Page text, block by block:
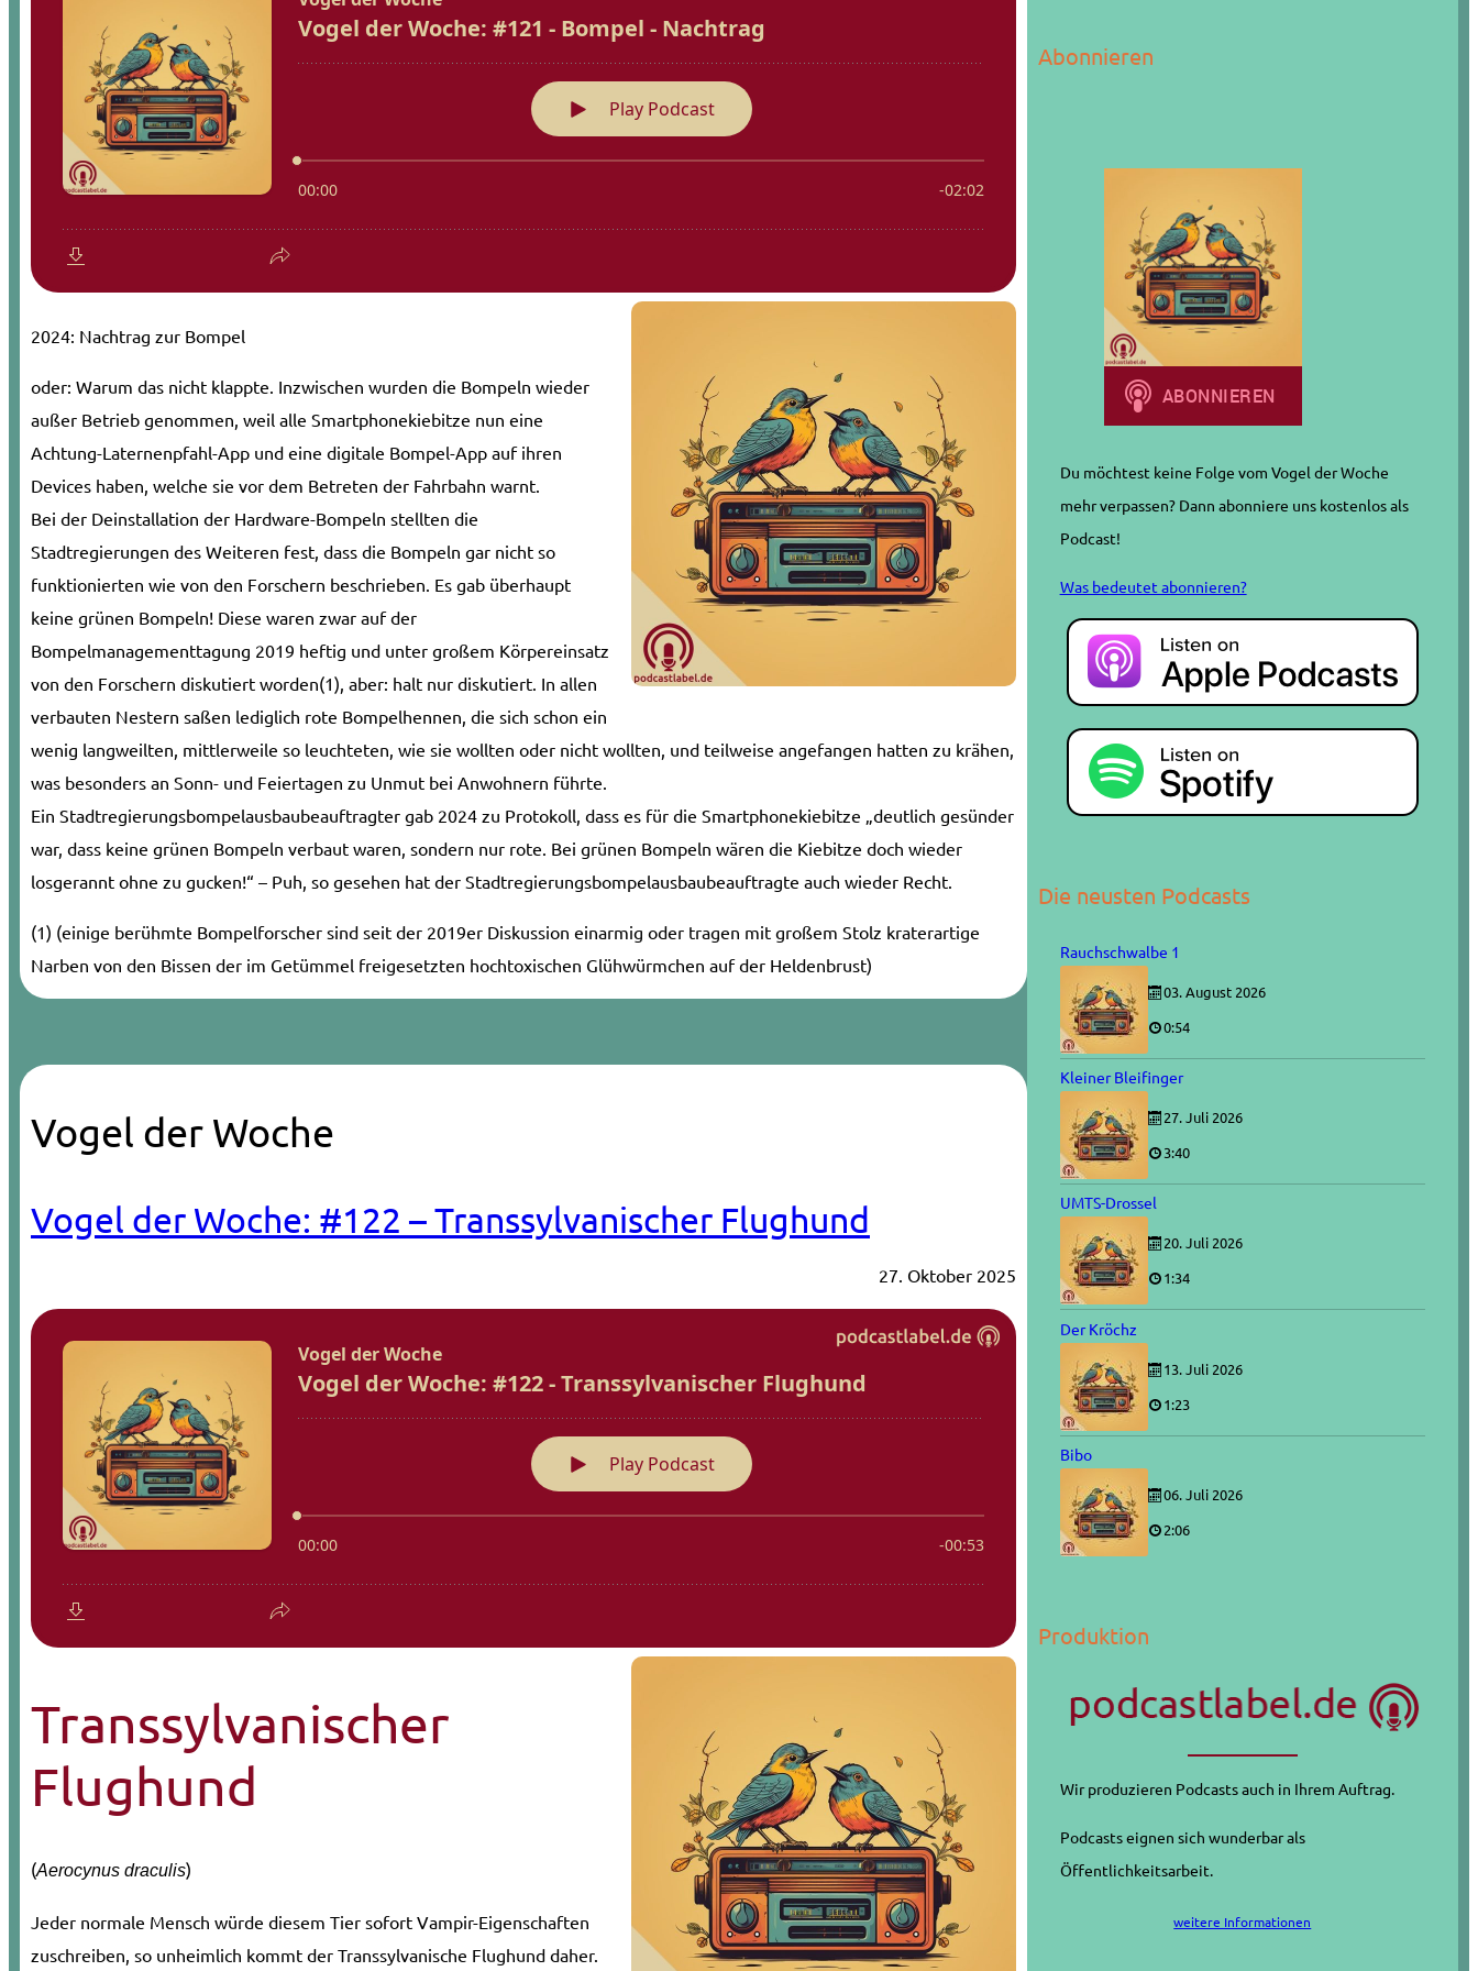
2024: Nachtrag zur Bompel
oder: Warum das nicht klappte. Inzwischen wurden die Bompeln wieder
außer Betrieb genommen, weil alle Smartphonekiebitze nun eine
Achtung-Laternenpfahl-App und eine digitale Bompel-App auf ihren
Devices haben, welche sie vor dem Betreten der Fahrbahn warnt.
Bei der Deinstallation der Hardware-Bompeln stellten die
Stadtregierungen des Weiteren fest, dass die Bom­peln gar nicht so
funktionierten wie von den Forschern beschrieben. Es gab überhaupt
keine grünen Bompeln! Diese waren zwar auf der
Bompelmanagementtagung 2019 heftig und unter großem Körpereinsatz
von den Forschern diskutiert worden(1), aber: halt nur diskutiert. In allen
verbauten Nestern saßen lediglich rote Bompelhennen, die sich schon ein
wenig langweilten, mittler­weile so leuchteten, wie sie wollten oder nicht wollten, und teilweise angefangen hatten zu krähen,
was besonders an Sonn- und Feiertagen zu Unmut bei Anwohnern führte.
Ein Stadtregierungsbompelausbaubeauftragter gab 2024 zu Protokoll, dass es für die Smartphone­kiebitze „deutlich gesünder
war, dass keine grünen Bompeln verbaut waren, sondern nur rote. Bei grünen Bompeln wären die Kiebitze doch wieder
losgerannt ohne zu gucken!“ – Puh, so gesehen hat der Stadt­regie­rungs­bompelausbaubeauftragte auch wieder Recht.
(1) (einige berühmte Bompelforscher sind seit der 2019er Diskussion einarmig oder tragen mit großem Stolz kraterartige
Narben von den Bissen der im Getümmel freigesetzten hochtoxischen Glühwürmchen auf der Heldenbrust)
Vogel der Woche
Vogel der Woche: #122 – Transsylvanischer Flughund
27. Oktober 2025
Transsylvanischer
Flughund
(Aerocynus draculis)
Jeder normale Mensch würde diesem Tier sofort Vampir-Eigenschaften
zuschreiben, so unheimlich kommt der Transsylvanische Flughund daher.
c
Abonnieren
Du möchtest keine Folge vom Vogel der Woche
mehr verpassen? Dann abonniere uns kostenlos als
Podcast!
Was bedeutet abonnieren?
Die neusten Podcasts
Rauchschwalbe 1
03. August 2026
0:54
Kleiner Bleifinger
27. Juli 2026
3:40
UMTS-Drossel
20. Juli 2026
1:34
Der Kröchz
13. Juli 2026
1:23
Bibo
06. Juli 2026
2:06
Produktion
Wir produzieren Podcasts auch in Ihrem Auftrag.
Podcasts eignen sich wunderbar als
Öffentlichkeitsarbeit.
weitere Informationen